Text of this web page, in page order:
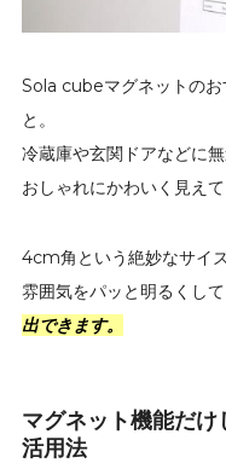
Sola cubeマグネットのお
と。
冷蔵庫や玄関ドアなどに
おしゃれにかわいく見え
4cm角という絶妙なサイ
雰囲気をパッと明るくして
出できます。
マグネット機能だ
活用法